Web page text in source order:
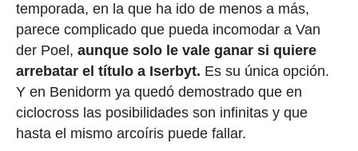
temporada, en la que ha ido de menos a más,
parece complicado que pueda incomodar a Van
der Poel, aunque solo le vale ganar si quiere
arrebatar el título a Iserbyt. Es su única opción.
Y en Benidorm ya quedó demostrado que en
ciclocross las posibilidades son infinitas y que
hasta el mismo arcoíris puede fallar.